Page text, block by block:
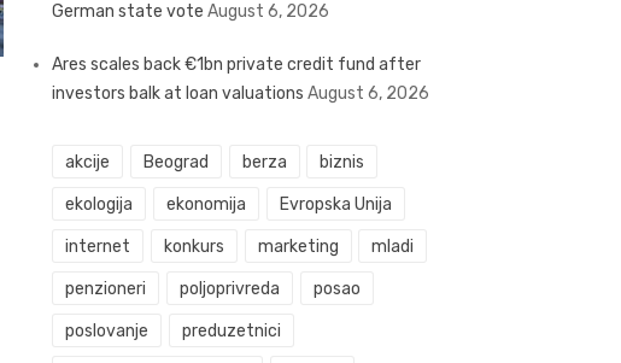
German state vote August 6, 2026
Ares scales back €1bn private credit fund after
investors balk at loan valuations August 6, 2026
akcije Beograd berza biznis
ekologija ekonomija Evropska Unija
internet konkurs marketing mladi
penzioneri poljoprivreda posao
poslovanje preduzetnici